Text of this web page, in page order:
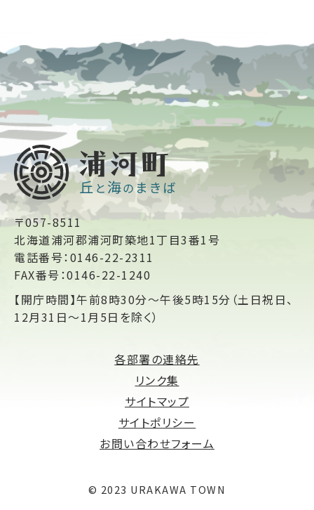
〒057-8511
北海道浦河郡浦河町築地1丁目3番1号
電話番号：0146-22-2311
FAX番号：0146-22-1240
【開庁時間】午前8時30分～午後5時15分（土日祝日、
12月31日～1月5日を除く）
各部署の連絡先
リンク集
サイトマップ
サイトポリシー
お問い合わせフォーム
© 2023 URAKAWA TOWN